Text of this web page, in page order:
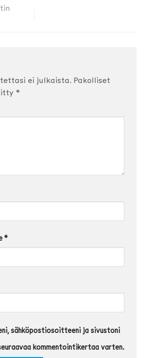
ei julkaista. Pakolliset
*
*
sähköpostiosoitteeni ja sivustoni
kommentointikertaa varten.